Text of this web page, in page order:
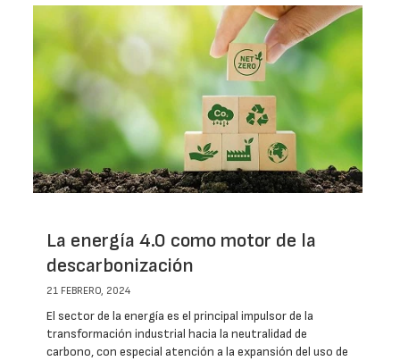
La energía 4.0 como motor de la
descarbonización
21 FEBRERO, 2024
El sector de la energía es el principal impulsor de la
transformación industrial hacia la neutralidad de
carbono, con especial atención a la expansión del uso de